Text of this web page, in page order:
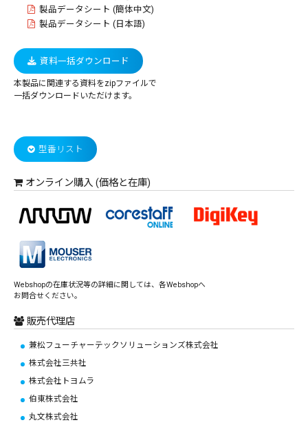
製品データシート (簡体中文)
製品データシート (日本語)
資料一括ダウンロード
本製品に関連する資料をzipファイルで
一括ダウンロードいただけます。
型番リスト
オンライン購入 (価格と在庫)
Webshopの在庫状況等の詳細に関しては、各Webshopへ
お問合せください。
販売代理店
兼松フューチャーテックソリューションズ株式会社
株式会社三共社
株式会社トヨムラ
伯東株式会社
丸文株式会社